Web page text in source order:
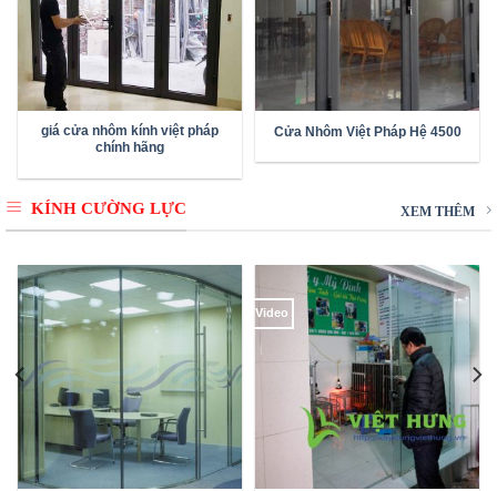
giá cửa nhôm kính việt pháp
chính hãng
Cửa Nhôm Việt Pháp Hệ 4500
KÍNH CƯỜNG LỰC XEM THÊM
Video